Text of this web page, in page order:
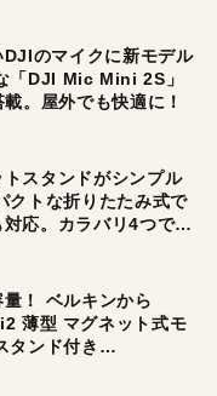
のマイクに新モデル
「DJI Mic Mini 2S」
。屋外でも快適に！
スタンドがシンプル
クトな折りたたみ式で
応。カラバリ4つで選
！ ベルキンから
薄型 マグネット式モ
タンド付き
3台同時充電対応で